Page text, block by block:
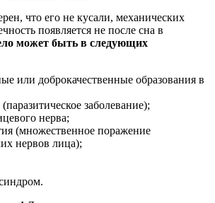
что его не кусали, механических
появляется не после сна в
может быть в следующих
или доброкачественные образования в
заболевание);
нерва;
(множественное поражение
нервов лица);